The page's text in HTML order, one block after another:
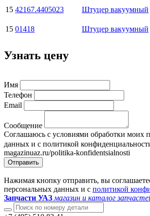
15 42167.4405023 Штуцер вакуумный
15 01418 Штуцер вакуумный
Узнать цену
Имя
Телефон
Email
Сообщение
Соглашаюсь с условиями обработки моих
данных и с политикой
magazinuaz.ru/politika-konfidentsialnosti
Отправить
Нажимая кнопку отправить, вы
персональных данных и с политикой
Запчасти УАЗ магазин и каталог